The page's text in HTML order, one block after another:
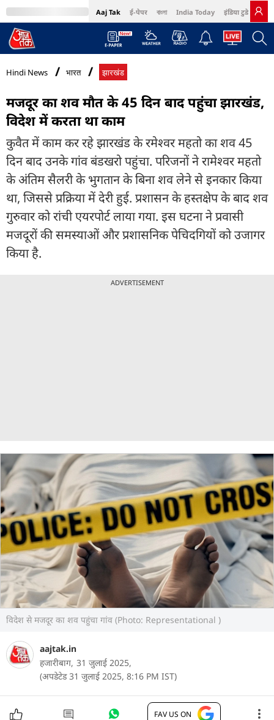
Aaj Tak ई-पेपर বাংলা India Today इंडिया टुडे हिंदी
MumbaiTak Cosmopolitan Harper's Bazaar Northeast
Hindi News भारत झारखंड
मजदूर का शव मौत के 45 दिन बाद पहुंचा झारखंड,
विदेश में करता था काम
कुवैत में काम कर रहे झारखंड के रमेश्वर महतो का शव 45
दिन बाद उनके गांव बंडखरो पहुंचा. परिजनों ने रामेश्वर महतो
के अंतिम सैलरी के भुगतान के बिना शव लेने से इनकार किया
था, जिससे प्रक्रिया में देरी हुई. प्रशासन के हस्तक्षेप के बाद शव
गुरुवार को रांची एयरपोर्ट लाया गया. इस घटना ने प्रवासी
मजदूरों की समस्याओं और प्रशासनिक पेचिदगियों को उजागर
किया है.
ADVERTISEMENT
विदेश से मजदूर का शव पहुंचा गांव (Photo: Representational )
aajtak.in
हजारीबाग, 31 जुलाई 2025,
(अपडेटेड 31 जुलाई 2025, 8:16 PM IST)
FAV US ON